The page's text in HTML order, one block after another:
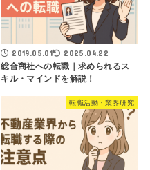
2019.05.01 2025.04.22
総合商社への転職｜求められるス
キル・マインドを解説！
転職活動・業界研究